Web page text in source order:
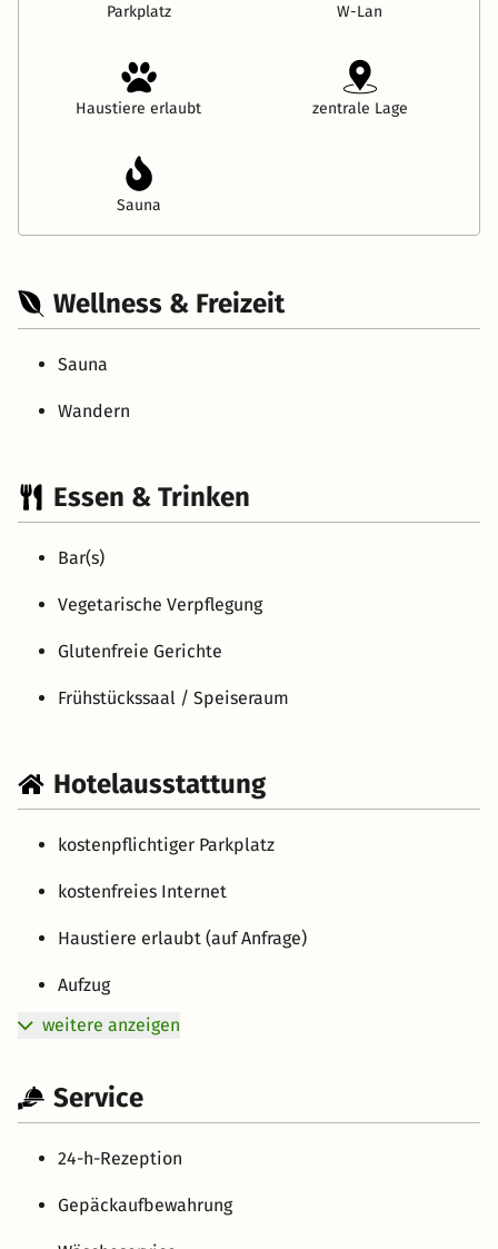
Parkplatz W-Lan
Haustiere erlaubt zentrale Lage
Sauna
Wellness & Freizeit
Sauna
Wandern
Essen & Trinken
Bar(s)
Vegetarische Verpflegung
Glutenfreie Gerichte
Frühstückssaal / Speiseraum
Hotelausstattung
kostenpflichtiger Parkplatz
kostenfreies Internet
Haustiere erlaubt (auf Anfrage)
Aufzug
weitere anzeigen
Service
24-h-Rezeption
Gepäckaufbewahrung